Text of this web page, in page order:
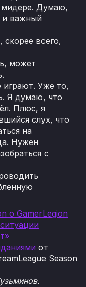
мидере. Думаю,
и важный
всего,
может
играют. Уже то,
Я думаю, что
Плюс, я
слух, что
на
Нужен
с
о GamerLegion
от
Season